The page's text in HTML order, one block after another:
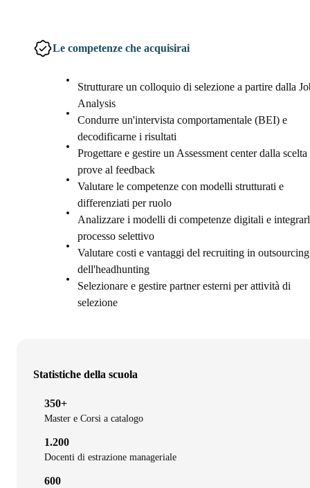
Le competenze che acquisirai
Strutturare un colloquio di selezione a partire dalla
Analysis
Condurre un'intervista comportamentale (BEI) e
decodificarne i risultati
Progettare e gestire un Assessment center dalla
prove al feedback
Valutare le competenze con modelli strutturati e
differenziati per ruolo
Analizzare i modelli di competenze digitali e
processo selettivo
Valutare costi e vantaggi del recruiting in
dell'headhunting
Selezionare e gestire partner esterni per attività di
selezione
Statistiche della scuola
350+
Master e Corsi a catalogo
1.200
Docenti di estrazione manageriale
600